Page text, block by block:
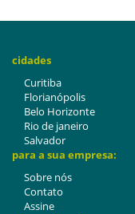
cidades
Curitiba
Florianópolis
Belo Horizonte
Rio de janeiro
Salvador
para a sua empresa:
Sobre nós
Contato
Assine